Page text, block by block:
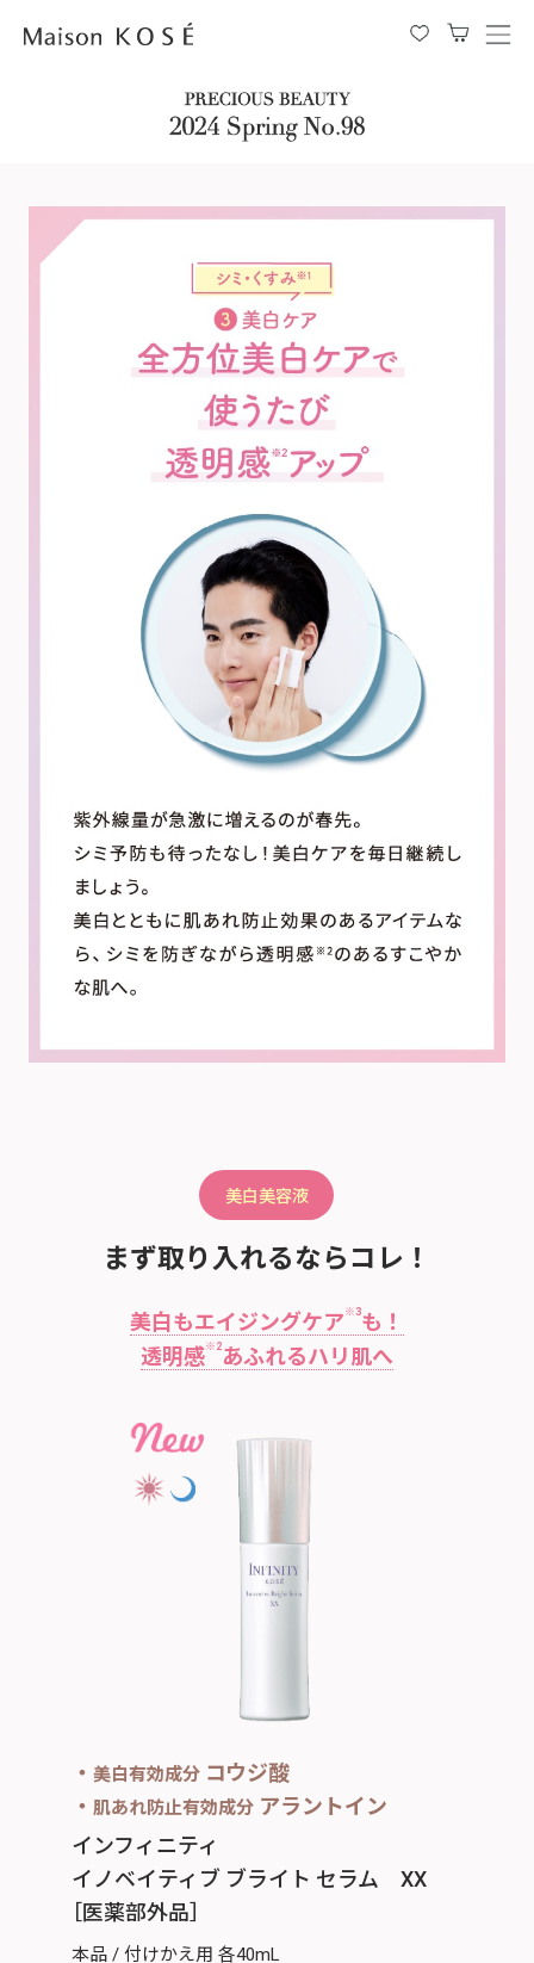
メ
美白美容液
まず取り入れるならコレ！
美白もエイジングケア ※3も！
透明感※2あふれるハリ肌へ
・ 美白有効成分コウジ酸
・ 肌あれ防止有効成分アラントイン
インフィニティ
イノベイティブ ブライト セラム XX
［医薬部外品］
本品 / 付けかえ用 各40mL